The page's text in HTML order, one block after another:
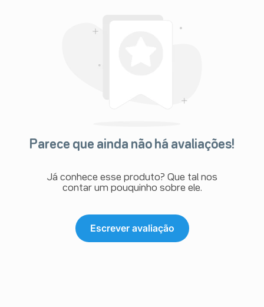
Parece que ainda não há avaliações!
Já conhece esse produto? Que tal nos
contar um pouquinho sobre ele.
Escrever avaliação